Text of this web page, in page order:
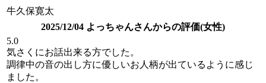
牛久保寛太
2025/12/04 よっちゃんさんからの評価(女性)
5.0
気さくにお話出来る方でした。
調律中の音の出し方に優しいお人柄が出ているように感じ
ました。